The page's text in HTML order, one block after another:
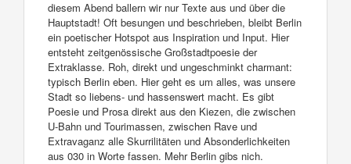
diesem Abend ballern wir nur Texte aus und über die
Hauptstadt! Oft besungen und beschrieben, bleibt Berlin
ein poetischer Hotspot aus Inspiration und Input. Hier
entsteht zeitgenössische Großstadtpoesie der
Extraklasse. Roh, direkt und ungeschminkt charmant:
typisch Berlin eben. Hier geht es um alles, was unsere
Stadt so liebens- und hassenswert macht. Es gibt
Poesie und Prosa direkt aus den Kiezen, die zwischen
U-Bahn und Tourimassen, zwischen Rave und
Extravaganz alle Skurrilitäten und Absonderlichkeiten
aus 030 in Worte fassen. Mehr Berlin gibs nich.